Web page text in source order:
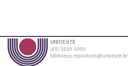
UNIOESTE
(45) 3220-3000
biblioteca.repositorio@unioeste.br